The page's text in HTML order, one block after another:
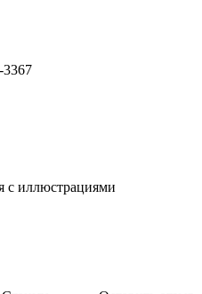
с иллюстрациями